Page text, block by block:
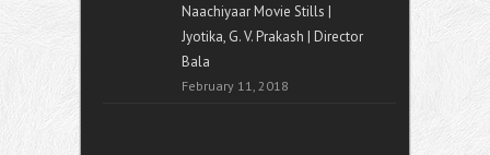
Naachiyaar Movie Stills |
Jyotika, G. V. Prakash | Director
Bala
February 11, 2018